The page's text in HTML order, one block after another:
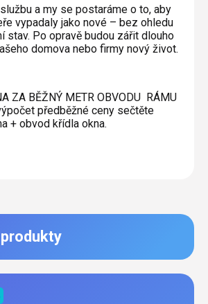
a my se postaráme o to, aby
vypadaly jako nové – bez ohledu
stav. Po opravě budou zářit dlouho
domova nebo firmy nový život.
ZA BĚŽNÝ METR OBVODU RÁMU
předběžné ceny sečtěte
+ obvod křídla okna.